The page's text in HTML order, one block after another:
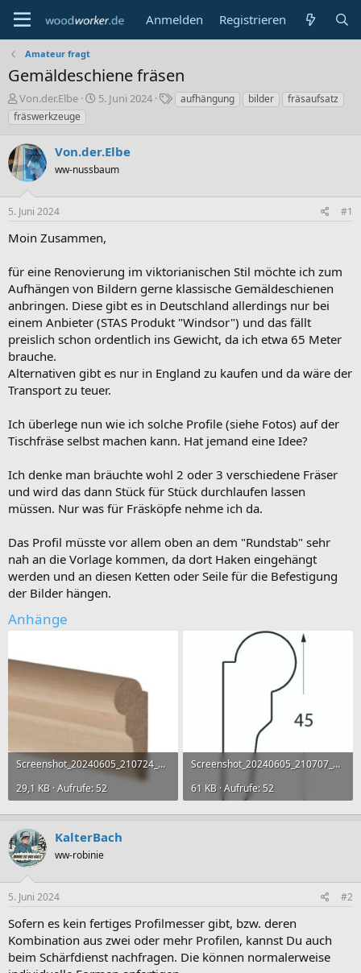
Anmelden Registrieren
Amateur fragt
Gemäldeschiene fräsen
E
r
s
t
e
l
l
e
r
Von.der.Elbe
E
e
l
t
5. Juni 2024
S
o
aufhängung bilder
fräsaufsatz
fräswerkzeuge
Von.der.Elbe
ww-nussbaum
5. Juni 2024 #1
Moin Zusammen,
für eine Renovierung im viktorianischen Stil möchte ich zum
Aufhängen von Bildern gerne klassische Gemäldeschienen
anbringen. Diese gibt es in Deutschland allerdings nur bei
einem Anbieter (STAS Produkt "Windsor") und das fällt
preislich schon ordentlich ins Gewicht, da ich etwa 65 Meter
brauche.
Alternativen gibt es nur in England zu kaufen und da wäre der
Transport zu teuer.
Ich überlege nun wie ich solche Profile (siehe Fotos) auf der
Tischfräse selbst machen kann. Hat jemand eine Idee?
Ich denke man bräuchte wohl 2 oder 3 verschiedene Fräser
und wird das dann Stück für Stück durchlaufen lassen
müssen. Nur was für Fräsköpfe nehme ich da.
Das Profil müsste vor allem oben an dem "Rundstab" sehr
nah an die Vorlage kommen, da dort Haken eingehängt
werden und an diesen Ketten oder Seile für die Befestigung
der Bilder hängen.
Anhänge
Screenshot_20240605_210724_Chrome.jpg
29,1 KB · Aufrufe: 52
Screenshot_20240605_210707_Chrome.jpg
61 KB · Aufrufe: 52
KalterBach
ww-robinie
5. Juni 2024 #2
Sofern es kein fertiges Profilmesser gibt, bzw. deren
Kombination aus zwei oder mehr Profilen, kannst Du auch
beim Schärfdienst nachfragen. Die können normalerweise